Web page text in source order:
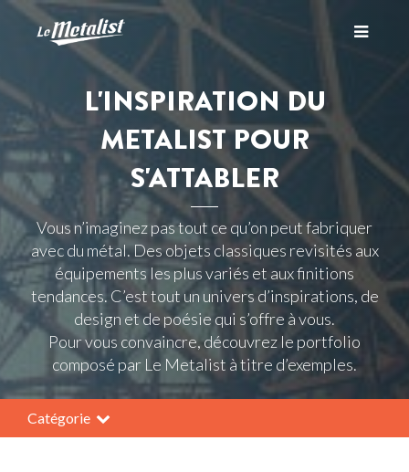
Toggle
L'INSPIRATION DU
METALIST POUR
S'ATTABLER
Vous n’imaginez pas tout ce qu’on peut fabriquer
avec du métal. Des objets classiques revisités aux
équipements les plus variés et aux finitions
tendances. C’est tout un univers d’inspirations, de
design et de poésie qui s’offre à vous.
Pour vous convaincre, découvrez le portfolio
composé par Le Metalist à titre d’exemples.
Catégorie